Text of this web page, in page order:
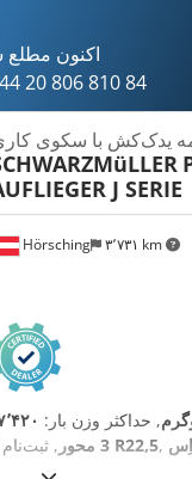
اکنون مطلع
20 806 810 84
Hörsching ۳٬۷۳۱ km
یدک‌کش با سکوی
J SERIE
, حداکثر وزن بار: ۲۷٬۴۲۰
3 محور
, ثبت‌نام 385/65 R22,5